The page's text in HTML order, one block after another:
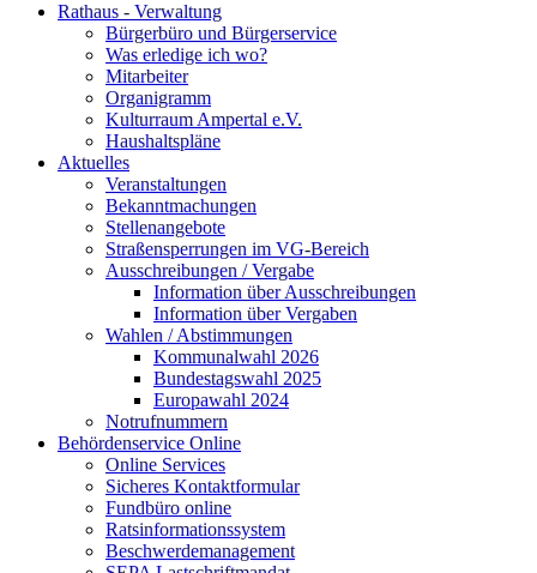
Rathaus - Verwaltung
Bürgerbüro und Bürgerservice
Was erledige ich wo?
Mitarbeiter
Organigramm
Kulturraum Ampertal e.V.
Haushaltspläne
Aktuelles
Veranstaltungen
Bekanntmachungen
Stellenangebote
Straßensperrungen im VG-Bereich
Ausschreibungen / Vergabe
Information über Ausschreibungen
Information über Vergaben
Wahlen / Abstimmungen
Kommunalwahl 2026
Bundestagswahl 2025
Europawahl 2024
Notrufnummern
Behördenservice Online
Online Services
Sicheres Kontaktformular
Fundbüro online
Ratsinformationssystem
Beschwerdemanagement